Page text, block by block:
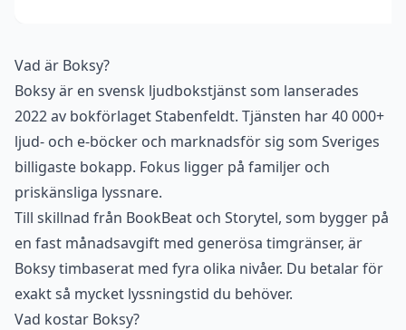
Vad är Boksy?
Boksy är en svensk ljudbokstjänst som lanserades
2022 av bokförlaget Stabenfeldt. Tjänsten har 40 000+
ljud- och e-böcker och marknadsför sig som Sveriges
billigaste bokapp. Fokus ligger på familjer och
priskänsliga lyssnare.
Till skillnad från BookBeat och Storytel, som bygger på
en fast månadsavgift med generösa timgränser, är
Boksy timbaserat med fyra olika nivåer. Du betalar för
exakt så mycket lyssningstid du behöver.
Vad kostar Boksy?